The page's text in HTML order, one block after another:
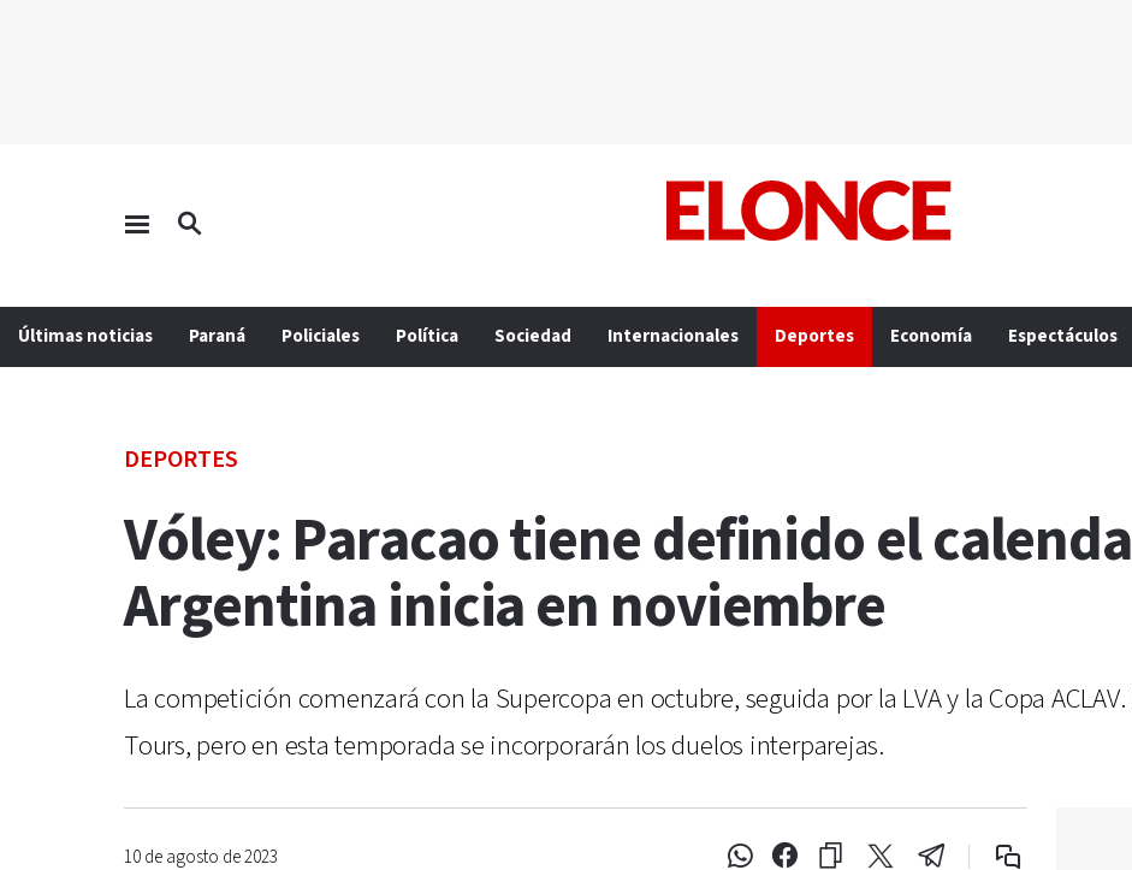
Últimas noticias Paraná Policiales Política Sociedad Internacionales Deportes Economía Espectáculos
DEPORTES
Vóley: Paracao tiene definido el
Argentina inicia en noviembre
La competición comenzará con la Supercopa en octubre, seguida por la LVA y la Copa
Tours, pero en esta temporada se incorporarán los duelos interparejas.
10 de agosto de 2023